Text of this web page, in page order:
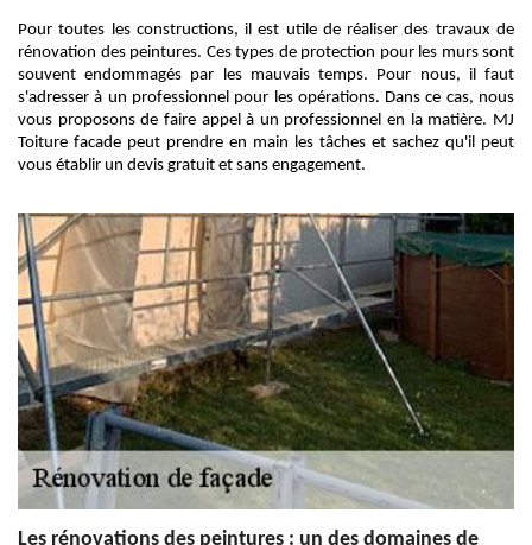
Pour toutes les constructions, il est utile de réaliser des travaux de
rénovation des peintures. Ces types de protection pour les murs sont
souvent endommagés par les mauvais temps. Pour nous, il faut
s'adresser à un professionnel pour les opérations. Dans ce cas, nous
vous proposons de faire appel à un professionnel en la matière. MJ
Toiture facade peut prendre en main les tâches et sachez qu'il peut
vous établir un devis gratuit et sans engagement.
Les rénovations des peintures : un des domaines de